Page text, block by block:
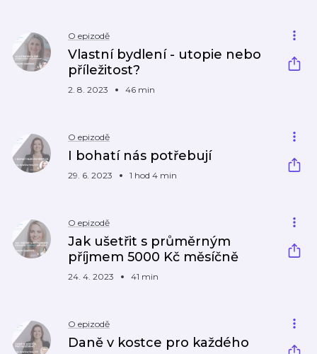
O epizodě
Vlastní bydlení - utopie nebo
příležitost?
2. 8. 2023 46 min
O epizodě
I bohatí nás potřebují
29. 6. 2023 1 hod 4 min
O epizodě
Jak ušetřit s průměrným
příjmem 5000 Kč měsíčně
24. 4. 2023 41 min
O epizodě
Daně v kostce pro každého